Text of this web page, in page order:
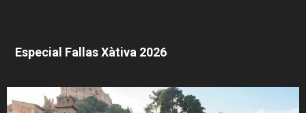
Especial Fallas Xàtiva 2026